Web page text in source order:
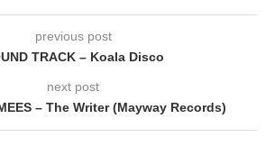
previous post
TRACK – Koala Disco
next post
– The Writer (Mayway Records)